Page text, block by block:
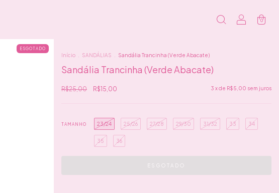
0
ESGOTADO
Início SANDÁLIAS Sandália Trancinha (Verde Abacate)
Sandália Trancinha (Verde Abacate)
R$25,00 R$15,00 3 x de R$5,00 sem juros
TAMANHO 23/24 25/26 27/28 29/30 31/32 33 34
35 36